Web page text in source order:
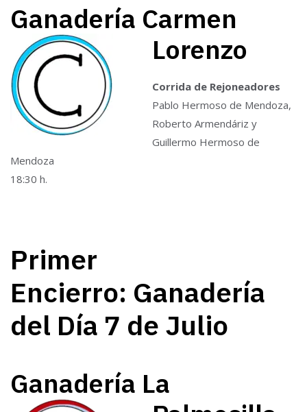
Ganadería Carmen
Lorenzo
Corrida de Rejoneadores
Pablo Hermoso de Mendoza,
Roberto Armendáriz y
Guillermo Hermoso de
Mendoza
18:30 h.
Primer
Encierro: Ganadería
del Día 7 de Julio
Ganadería La